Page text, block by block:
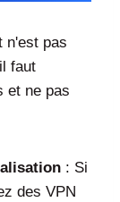
n'est pas
faut
et ne pas
: Si
des VPN